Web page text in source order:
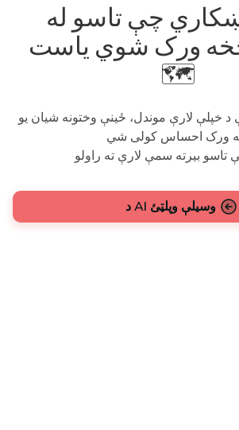
چې تاسو له
ورک شوي یاست!
🗺️
د خپلې لارې موندل، ځینې وختونه شیان یو
د AI وسیلې وپلټئ